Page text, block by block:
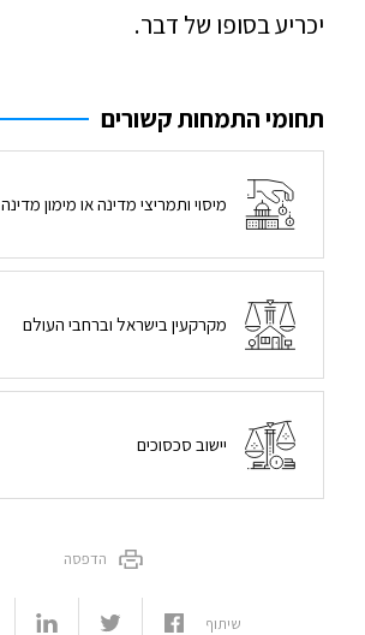
יכריע בסופו של דבר.
תחומי התמחות קשורים
מיסוי ותמריצי מדינה או מימון מדינה
מקרקעין בישראל וברחבי העולם
יישוב סכסוכים
הדפסה
שיתוף